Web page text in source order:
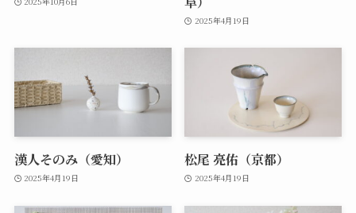
2025年4月19日
漢人そのみ（愛知）
2025年4月19日
松尾 亮佑（京都）
2025年4月19日